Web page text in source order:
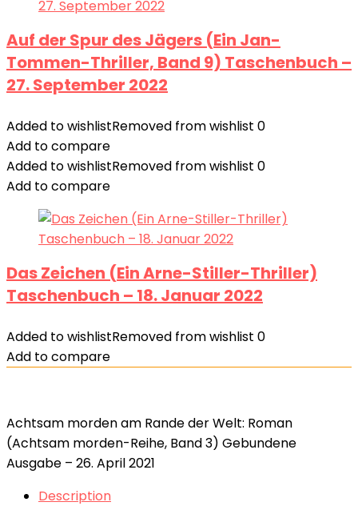
Auf der Spur des Jägers (Ein Jan-
Tommen-Thriller, Band 9) Taschenbuch –
27. September 2022
Added to wishlistRemoved from wishlist 0
Add to compare
Added to wishlistRemoved from wishlist 0
Add to compare
Das Zeichen (Ein Arne-Stiller-Thriller)
Taschenbuch – 18. Januar 2022
Added to wishlistRemoved from wishlist 0
Add to compare
Achtsam morden am Rande der Welt: Roman
(Achtsam morden-Reihe, Band 3) Gebundene
Ausgabe – 26. April 2021
Description